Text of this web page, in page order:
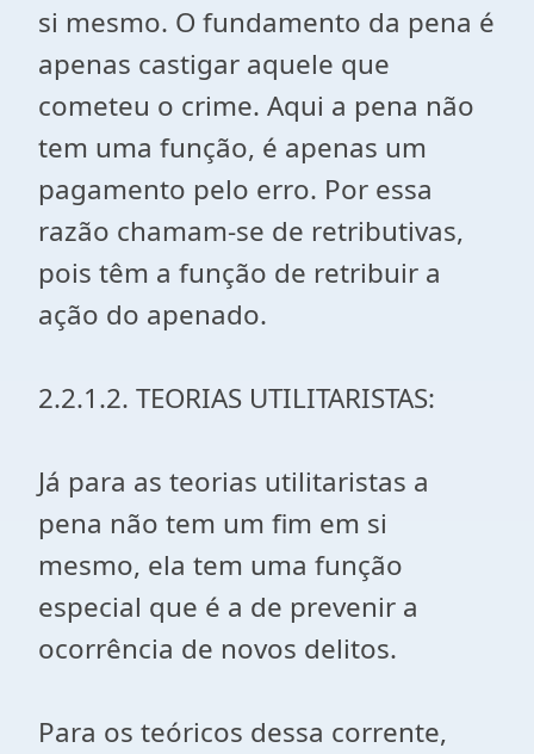
si mesmo. O fundamento da pena é
apenas castigar aquele que
cometeu o crime. Aqui a pena não
tem uma função, é apenas um
pagamento pelo erro. Por essa
razão chamam-se de retributivas,
pois têm a função de retribuir a
ação do apenado.
2.2.1.2. TEORIAS UTILITARISTAS:
Já para as teorias utilitaristas a
pena não tem um fim em si
mesmo, ela tem uma função
especial que é a de prevenir a
ocorrência de novos delitos.
Para os teóricos dessa corrente,